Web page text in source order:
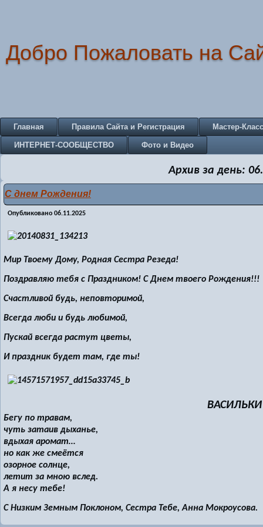
Добро Пожаловать на
Главная Правила Сайта и Регистрация Мастер-
ИНТЕРНЕТ-СООБЩЕСТВО Фото и Видео
Архив за день:
С днем Рождения!
Опубликовано 06.11.2025
Мир Твоему Дому, Родная Сестра Резеда!
Поздравляю тебя с Праздником! С Днем твоего Рождения!!!
Счастливой будь, неповторимой,
Всегда люби и будь любимой,
Пускай всегда растут цветы,
И праздник будет там, где ты!
ВАСИЛЬКИ
Бегу по травам,
чуть затаив дыханье,
вдыхая аромат…
но как же смеётся
озорное солнце,
летит за мною вслед.
А я несу тебе!
С Низким Земным Поклоном, Сестра Тебе, Анна Мокроусова.